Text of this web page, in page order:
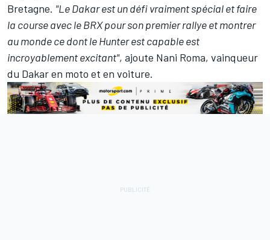
Bretagne. "Le Dakar est un défi vraiment spécial et faire
la course avec le BRX pour son premier rallye et montrer
au monde ce dont le Hunter est capable est
incroyablement excitant", ajoute Nani Roma, vainqueur
du Dakar en moto et en voiture.